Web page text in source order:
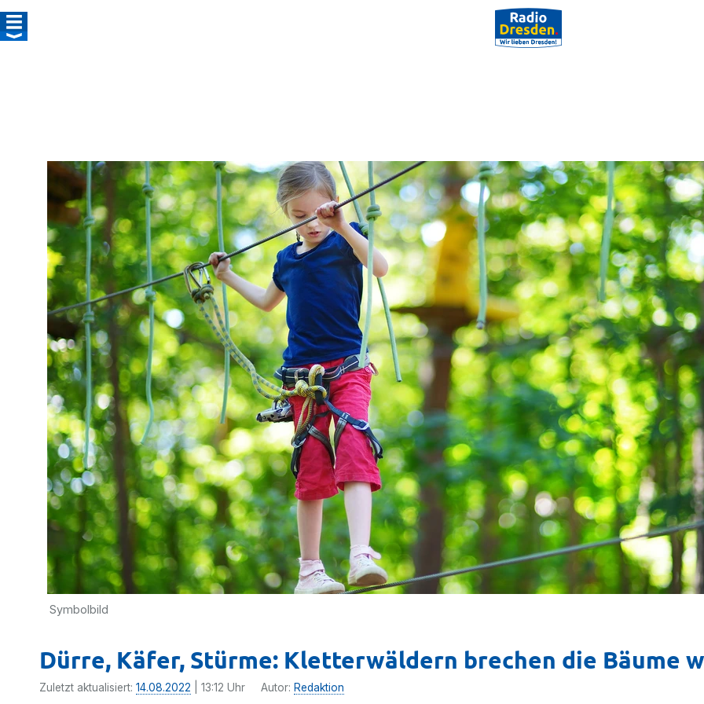
Symbolbild
Dürre, Käfer, Stürme: Kletterwäldern brechen die Bäume
Zuletzt aktualisiert: 14.08.2022 | 13:12 Uhr Autor: Redaktion